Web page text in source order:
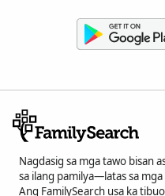
Nagdasig sa mga tawo bisan
sa ilang pamilya—latas sa
Ang FamilySearch usa ka